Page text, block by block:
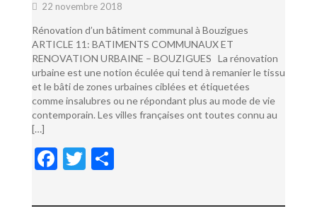
22 novembre 2018
Rénovation d’un bâtiment communal à Bouzigues
ARTICLE 11: BATIMENTS COMMUNAUX ET
RENOVATION URBAINE – BOUZIGUES La rénovation
urbaine est une notion éculée qui tend à remanier le tissu
et le bâti de zones urbaines ciblées et étiquetées
comme insalubres ou ne répondant plus au mode de vie
contemporain. Les villes françaises ont toutes connu au
[…]
F
e
T
itt ta